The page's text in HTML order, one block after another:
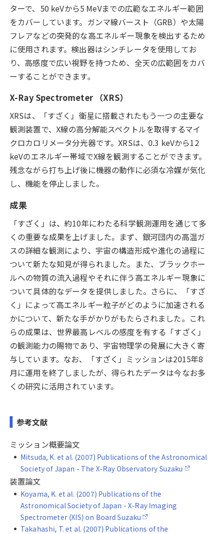
ターで、50 keVから5 MeVまでの広範なエネルギー範囲
をカバーしています。ガンマ線バースト（GRB）や太陽
フレアなどの突発的な高エネルギー現象を検出するため
に使用されます。検出器はシンチレータを使用してお
り、高感度で広い視野を持つため、全天の広範囲をカバ
ーすることができます。
X-Ray Spectrometer （XRS）
XRSは、「すざく」衛星に搭載されたもう一つの主要な
観測装置で、X線の高分解能スペクトルを取得するマイ
クロカロリメータ分光器です。XRSは、0.3 keVから12
keVのエネルギー帯域でX線を観測することができます。
残念ながら打ち上げ後に機器の動作に必須な冷媒が気化
し、機能を停止しました。
成果
「すざく」は、約10年にわたる科学観測運用を通じて多
くの重要な成果を上げました。まず、銀河団内の高温ガ
スの詳細な観測により、宇宙の構造形成や進化の過程に
ついて新たな知見が得られました。また、ブラックホー
ルへの物質の流入過程やそれに伴う高エネルギー現象に
ついて具体的なデータを提供しました。さらに、「すざ
く」によって高エネルギー粒子がどのように加速される
かについて、新たな手がかりがもたらされました。これ
らの成果は、世界最高レベルの感度を有する「すざく」
の観測能力の賜物であり、宇宙物理学の発展に大きく寄
与しています。なお、「すざく」ミッションは2015年8
月に運用を終了しましたが、得られたデータは今なお多
くの研究に活用されています。
参考文献
ミッション概要論文
Mitsuda, K. et al. (2007) Publications of the Astronomical
Society of Japan - The X-Ray Observatory Suzaku
装置論文
Koyama, K. et al. (2007) Publications of the
Astronomical Society of Japan - X-Ray Imaging
Spectrometer (XIS) on Board Suzaku
Takahashi, T. et al. (2007) Publications of the